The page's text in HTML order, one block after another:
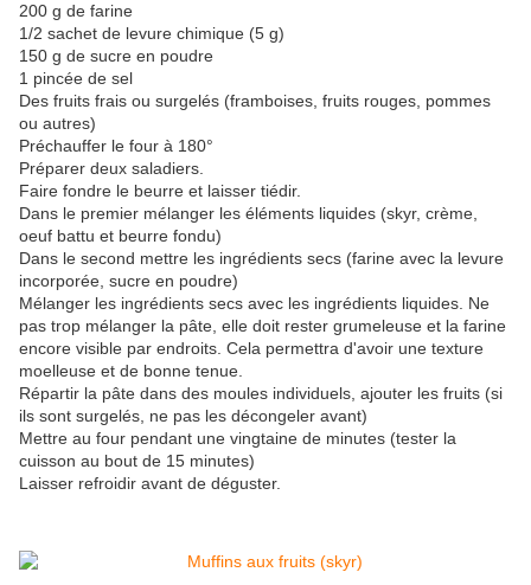
200 g de farine
1/2 sachet de levure chimique (5 g)
150 g de sucre en poudre
1 pincée de sel
Des fruits frais ou surgelés (framboises, fruits rouges, pommes
ou autres)
Préchauffer le four à 180°
Préparer deux saladiers.
Faire fondre le beurre et laisser tiédir.
Dans le premier mélanger les éléments liquides (skyr, crème,
oeuf battu et beurre fondu)
Dans le second mettre les ingrédients secs (farine avec la levure
incorporée, sucre en poudre)
Mélanger les ingrédients secs avec les ingrédients liquides. Ne
pas trop mélanger la pâte, elle doit rester grumeleuse et la farine
encore visible par endroits. Cela permettra d'avoir une texture
moelleuse et de bonne tenue.
Répartir la pâte dans des moules individuels, ajouter les fruits (si
ils sont surgelés, ne pas les décongeler avant)
Mettre au four pendant une vingtaine de minutes (tester la
cuisson au bout de 15 minutes)
Laisser refroidir avant de déguster.